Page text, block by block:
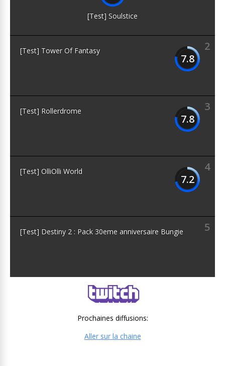
[Test] Soulstice
2
7.8
[Test] Tower Of Fantasy
3
7.8
[Test] Rollerdrome
4
7.2
[Test] OlliOlli World
5
[Test] Destiny 2 : Pack 30eme anniversaire Bungie
Prochaines diffusions:
Aller sur la chaine